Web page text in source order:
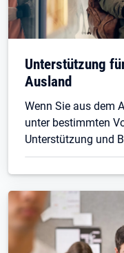
Unterstützung
Ausland
Wenn Sie aus dem
unter bestimmten
Unterstützung und